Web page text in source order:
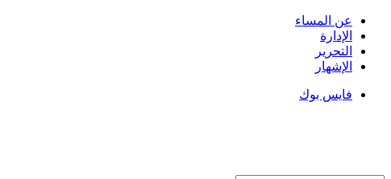
عن المساء
الإدارة
التحرير
الإشهار
فايس بوك